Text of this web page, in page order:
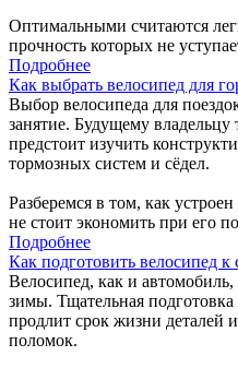
Оптимальными считаются
прочность которых не
Подробнее
Как выбрать велосипед для
Выбор велосипеда для
занятие. Будущему владельцу
предстоит изучить
тормозных систем и сёдел.
Разберемся в том, как
не стоит экономить при его
Подробнее
Как подготовить велосипед к
Велосипед, как и автомобиль,
зимы. Тщательная
продлит срок жизни деталей
поломок.